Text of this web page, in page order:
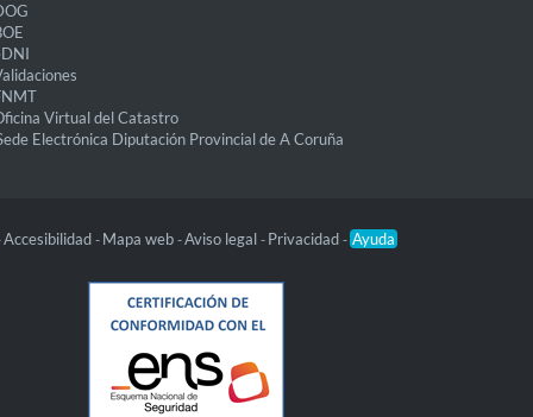
Virtual del Catastro
Electrónica Diputación Provincial de A Coruña
Accesibilidad - Mapa web -Aviso legal - Privacidad - Ayuda